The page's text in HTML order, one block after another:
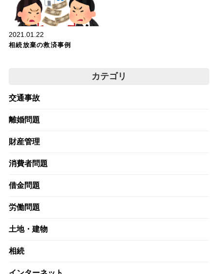
2021.01.22
相続放棄の救済事例
カテゴリ
交通事故
離婚問題
財産管理
消費者問題
借金問題
労働問題
土地・建物
相続